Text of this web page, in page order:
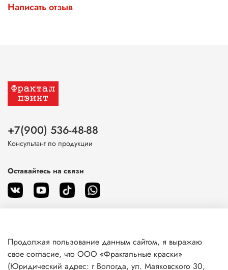
Написать отзыв
О магазине
+7(900) 536-48-88
Консультант по продукции
Оставайтесь на связи
Продолжая пользование данным сайтом, я выражаю
свое согласие, что ООО «Фрактальные краски»
(Юридический адрес: г Вологда, ул. Маяковского 30,